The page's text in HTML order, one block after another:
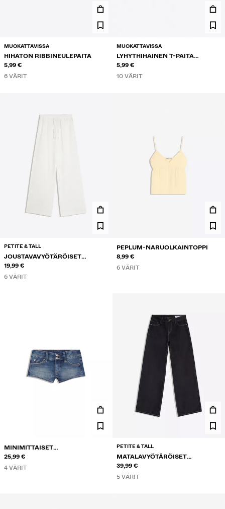
MUOKATTAVISSA
HIHATON RIBBINEULEPAITA
5,99 €
6 VÄRIT
MUOKATTAVISSA
LYHYTHIHAINEN T-PAITA
PYÖREÄLLÄ KAULA-AUKOLLA
5,99 €
10 VÄRIT
PETITE & TALL
JOUSTAVAVYÖTÄRÖISET
HOUSUT
19,99 €
6 VÄRIT
PEPLUM-NARUOLKAINTOPPI
8,99 €
6 VÄRIT
MINIMITTAISET
FARKKUSHORTSIT
25,99 €
4 VÄRIT
PETITE & TALL
MATALAVYÖTÄRÖISET
LEVEÄLAHKEISET FARKUT
39,99 €
5 VÄRIT